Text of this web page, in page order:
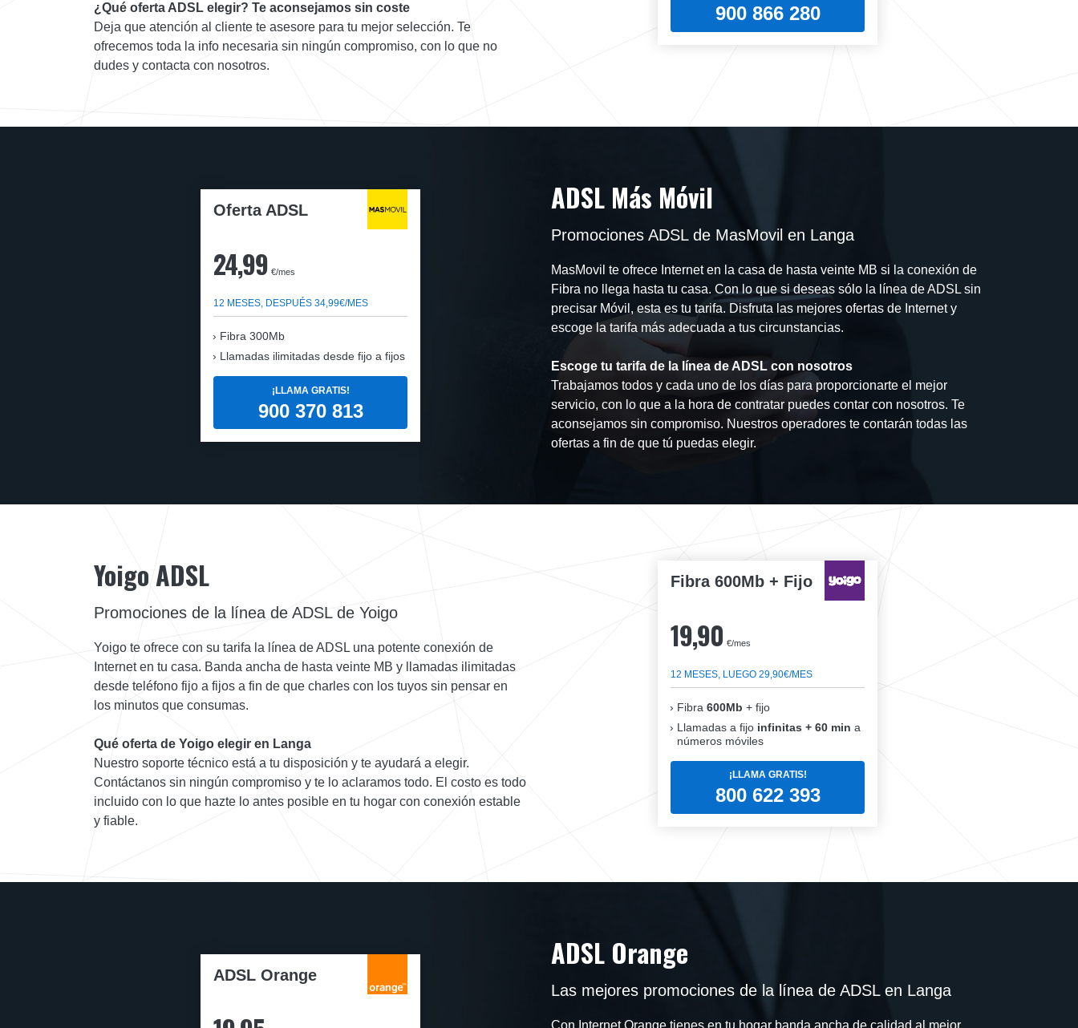
900 866 280
¿Qué oferta ADSL elegir? Te aconsejamos sin coste
Deja que atención al cliente te asesore para tu mejor selección. Te
ofrecemos toda la info necesaria sin ningún compromiso, con lo que no
dudes y contacta con nosotros.
Oferta ADSL
24,99 €/mes
12 MESES, DESPUÉS 34,99€/MES
Fibra 300Mb
Llamadas ilimitadas desde fijo a fijos
¡LLAMA GRATIS!
900 370 813
ADSL Más Móvil
Promociones ADSL de MasMovil en Langa
MasMovil te ofrece Internet en la casa de hasta veinte MB si la conexión de
Fibra no llega hasta tu casa. Con lo que si deseas sólo la línea de ADSL sin
precisar Móvil, esta es tu tarifa. Disfruta las mejores ofertas de Internet y
escoge la tarifa más adecuada a tus circunstancias.
Escoge tu tarifa de la línea de ADSL con nosotros
Trabajamos todos y cada uno de los días para proporcionarte el mejor
servicio, con lo que a la hora de contratar puedes contar con nosotros. Te
aconsejamos sin compromiso. Nuestros operadores te contarán todas las
ofertas a fin de que tú puedas elegir.
Fibra 600Mb + Fijo
19,90 €/mes
12 MESES, LUEGO 29,90€/MES
Fibra 600Mb + fijo
Llamadas a fijo infinitas + 60 min a
números móviles
¡LLAMA GRATIS!
800 622 393
Yoigo ADSL
Promociones de la línea de ADSL de Yoigo
Yoigo te ofrece con su tarifa la línea de ADSL una potente conexión de
Internet en tu casa. Banda ancha de hasta veinte MB y llamadas ilimitadas
desde teléfono fijo a fijos a fin de que charles con los tuyos sin pensar en
los minutos que consumas.
Qué oferta de Yoigo elegir en Langa
Nuestro soporte técnico está a tu disposición y te ayudará a elegir.
Contáctanos sin ningún compromiso y te lo aclaramos todo. El costo es todo
incluido con lo que hazte lo antes posible en tu hogar con conexión estable
y fiable.
ADSL Orange
ADSL Orange
Las mejores promociones de la línea de ADSL en Langa